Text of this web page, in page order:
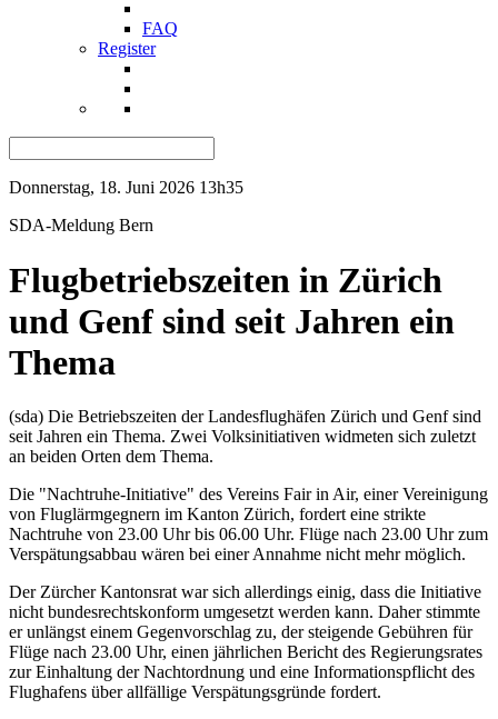
FAQ
Register
Donnerstag, 18. Juni 2026 13h35
SDA-Meldung Bern
Flugbetriebszeiten in Zürich
und Genf sind seit Jahren ein
Thema
(sda) Die Betriebszeiten der Landesflughäfen Zürich und Genf sind
seit Jahren ein Thema. Zwei Volksinitiativen widmeten sich zuletzt
an beiden Orten dem Thema.
Die "Nachtruhe-Initiative" des Vereins Fair in Air, einer Vereinigung
von Fluglärmgegnern im Kanton Zürich, fordert eine strikte
Nachtruhe von 23.00 Uhr bis 06.00 Uhr. Flüge nach 23.00 Uhr zum
Verspätungsabbau wären bei einer Annahme nicht mehr möglich.
Der Zürcher Kantonsrat war sich allerdings einig, dass die Initiative
nicht bundesrechtskonform umgesetzt werden kann. Daher stimmte
er unlängst einem Gegenvorschlag zu, der steigende Gebühren für
Flüge nach 23.00 Uhr, einen jährlichen Bericht des Regierungsrates
zur Einhaltung der Nachtordnung und eine Informationspflicht des
Flughafens über allfällige Verspätungsgründe fordert.